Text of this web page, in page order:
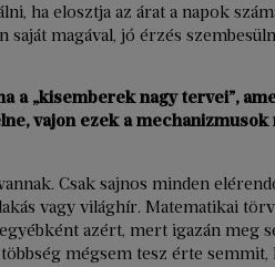
ha elosztja az árat a napok
saját magával, jó érzés
a „kisemberek nagy tervei”,
vajon ezek a mechanizmusok
Csak sajnos minden
vagy világhír. Matematikai
azért, mert igazán meg
mégsem tesz érte